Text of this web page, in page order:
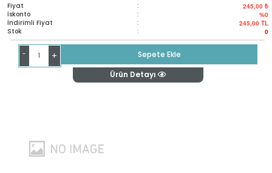
Fiyat : 245,00 ₺
İskonto : %0
İndirimli Fiyat : 245,00 TL
Stok : 0
- +
Sepete Ekle
Ürün Detayı